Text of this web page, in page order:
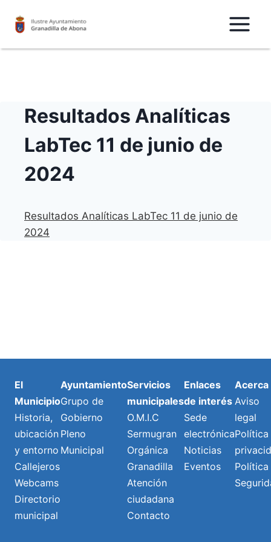
Resultados Analíticas
LabTec 11 de junio de
2024
Resultados Analíticas LabTec 11 de junio de
2024
El
Municipio
Historia,
ubicación
y entorno
Callejeros
Webcams
Directorio
municipal
Ayuntamiento
Grupo de
Gobierno
Pleno
Municipal
Servicios
municipales
O.M.I.C
Sermugran
Orgánica
Granadilla
Atención
ciudadana
Contacto
Enlaces
de interés
Sede
electrónica
Noticias
Eventos
Acerca
Aviso
legal
Política
Política